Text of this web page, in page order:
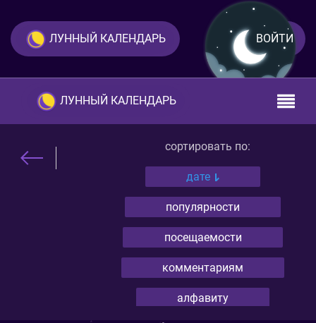
ВОЙТИ
ЛУННЫЙ КАЛЕНДАРЬ
ЛУННЫЙ КАЛЕНДАРЬ
сортировать по:
дате
популярности
посещаемости
комментариям
алфавиту